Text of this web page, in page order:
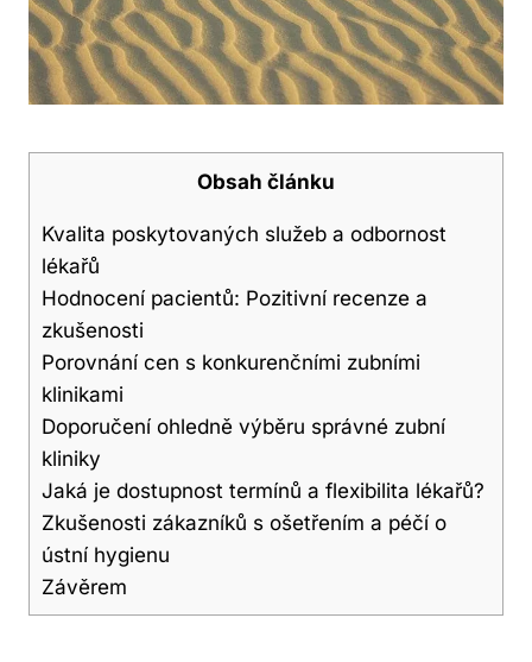
Obsah článku
Kvalita poskytovaných služeb a odbornost
lékařů
Hodnocení pacientů: Pozitivní recenze a
zkušenosti
Porovnání cen s konkurenčními zubními
klinikami
Doporučení ohledně výběru správné zubní
kliniky
Jaká je dostupnost termínů a flexibilita lékařů?
Zkušenosti zákazníků s ošetřením a péčí o
ústní hygienu
Závěrem